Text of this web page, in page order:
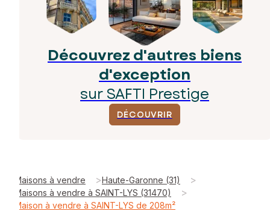
Découvrez d'autres biens
d'exception
sur SAFTI Prestige
DÉCOUVRIR
Maisons à vendre >Haute-Garonne (31) >
Maisons à vendre à SAINT-LYS (31470) >
Maison à vendre à SAINT-LYS de 208m²